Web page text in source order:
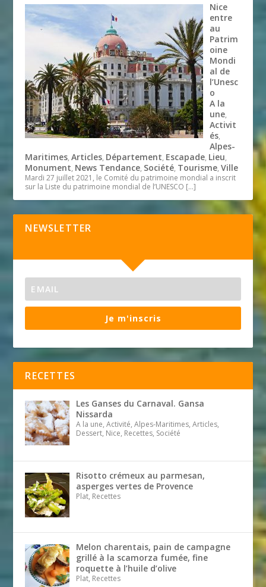
Nice
entre
au
Patrim
oine
Mondi
al de
l’Unesc
o
A la
une,
Activit
és,
Alpes-
Maritimes,Articles, Département, Escapade, Lieu,
Monument, News Tendance, Société, Tourisme,Ville
Mardi 27 juillet 2021, le Comité du patrimoine mondial a inscrit
sur la Liste du patrimoine mondial de l’UNESCO […]
NEWSLETTER
Je m'inscris
RECETTES
Les Ganses du Carnaval. Gansa
Nissarda
A la une, Activité, Alpes-Maritimes, Articles,
Dessert, Nice, Recettes, Société
Risotto crémeux au parmesan,
asperges vertes de Provence
Plat, Recettes
Melon charentais, pain de campagne
grillé à la scamorza fumée, fine
roquette à l’huile d’olive
Plat, Recettes